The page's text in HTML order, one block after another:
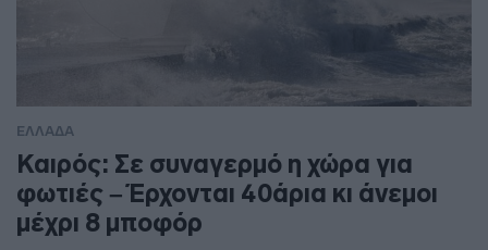
ΕΛΛΑΔΑ
Καιρός: Σε συναγερμό η χώρα για
φωτιές – Έρχονται 40άρια κι άνεμοι
μέχρι 8 μποφόρ